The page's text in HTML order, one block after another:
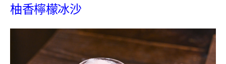
柚香檸檬冰沙